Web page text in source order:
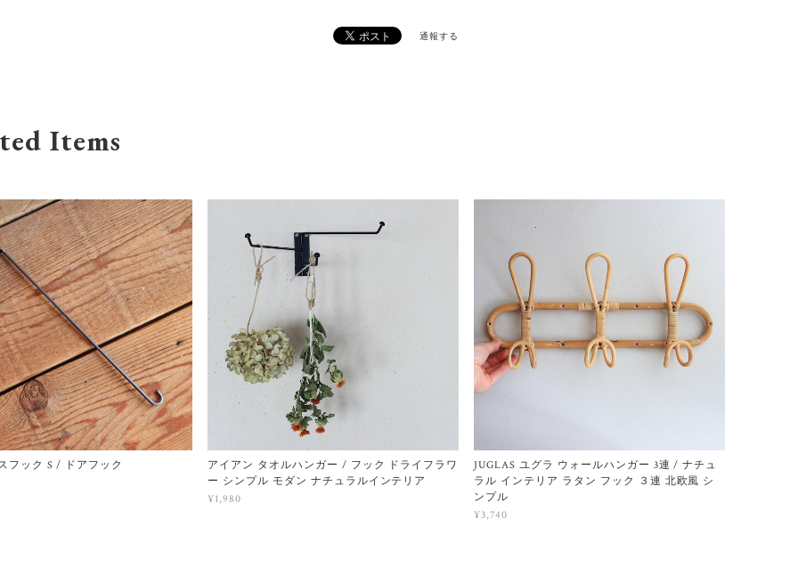
通報する
Items
フック S / ドアフック
アイアン タオルハンガー / フック ドライフラワ
ー シンプル モダン ナチュラルインテリア
¥1,980
JUGLAS ユグラ ウォールハンガー 3連 / ナチュ
ラル インテリア ラタン フック ３連 北欧風 シ
ンプル
¥3,740